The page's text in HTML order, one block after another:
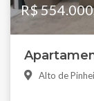
R$
Alto de